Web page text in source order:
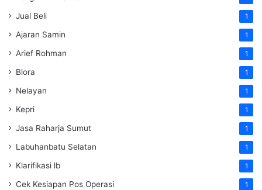
Jual Beli 1
Ajaran Samin 1
Arief Rohman 1
Blora 1
Nelayan 1
Kepri 1
Jasa Raharja Sumut 1
Labuhanbatu Selatan 1
Klarifikasi lb 1
Cek Kesiapan Pos Operasi 1